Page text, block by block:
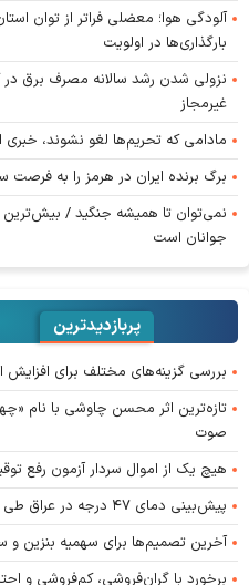
آلودگی هوا؛ معضلی فراتر از توان
بارگذاری‌ها در اولویت
نزولی شدن رشد سالانه مصرف برق در
غیرمجاز
مادامی که تحریم‌ها لغو نشوند، خبری
برگ برنده ایران در هرمز را به فرصت
نمی‌توان تا همیشه جنگید /
جوانان است
پربازدیدترین
بررسی گزینه‌های مختلف برای افزایش
صوت
هیچ یک از اموال سردار آزمون رفع
پیش‌بینی دمای ۴۷ درجه در عراق طی در روز اربعین
آخرین تصمیم‌ها برای سهمیه
برخورد با گران‌فروشی، کم‌فروشی و